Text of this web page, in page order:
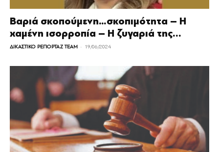
Βαριά σκοπούμενη…σκοπιμότητα – Η
χαμένη ισορροπία – Η ζυγαριά της...
ΔΙΚΑΣΤΙΚΟ ΡΕΠΟΡΤΑΖ TEAM - 19/06/2024